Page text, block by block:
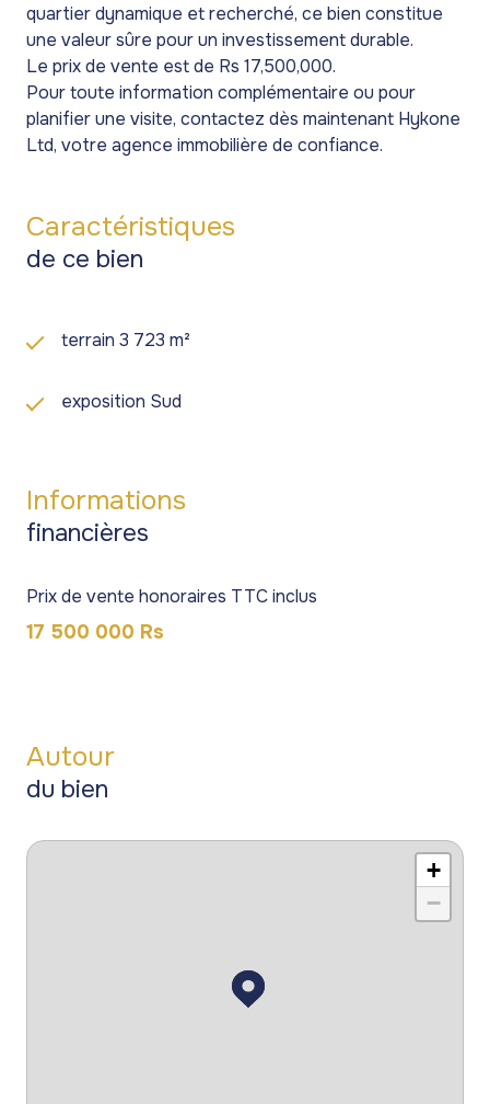
quartier dynamique et recherché, ce bien constitue
une valeur sûre pour un investissement durable.
Le prix de vente est de Rs 17,500,000.
Pour toute information complémentaire ou pour
planifier une visite, contactez dès maintenant Hykone
Ltd, votre agence immobilière de confiance.
Caractéristiques
de ce bien
terrain 3 723 m²
exposition Sud
Informations
financières
Prix de vente honoraires TTC inclus
17 500 000 Rs
Autour
du bien
+
−